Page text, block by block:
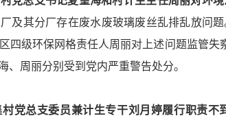
及其分厂存在废水废玻璃废丝乱排乱放问
四级环保网格责任人周丽对上述问题监管
、周丽分别受到党内严重警告处分。
党总支委员兼计生专干刘月婷履行职责不